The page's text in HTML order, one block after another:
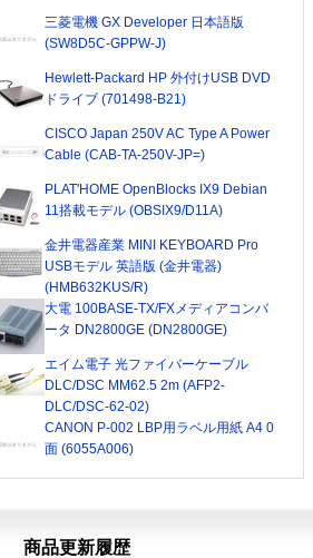
三菱電機 GX Developer 日本語版
(SW8D5C-GPPW-J)
Hewlett-Packard HP 外付けUSB DVD
ドライブ (701498-B21)
CISCO Japan 250V AC Type A Power
Cable (CAB-TA-250V-JP=)
PLAT'HOME OpenBlocks IX9 Debian
11搭載モデル (OBSIX9/D11A)
金井電器産業 MINI KEYBOARD Pro
USBモデル 英語版 (金井電器)
(HMB632KUS/R)
大電 100BASE-TX/FXメディアコンバ
ータ DN2800GE (DN2800GE)
エイム電子 光ファイバーケーブル
DLC/DSC MM62.5 2m (AFP2-
DLC/DSC-62-02)
CANON P-002 LBP用ラベル用紙 A4 0
面 (6055A006)
商品更新履歴